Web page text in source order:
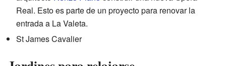
Real. Esto es parte de un proyecto para renovar la
entrada a La Valeta.
St James Cavalier